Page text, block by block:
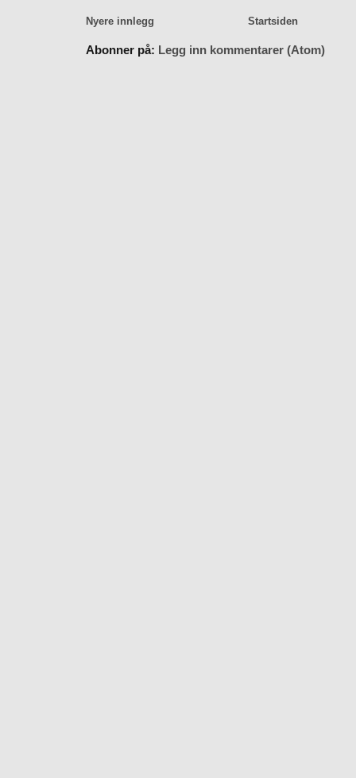
Nyere innlegg Startsiden
Abonner på: Legg inn kommentarer (Atom)